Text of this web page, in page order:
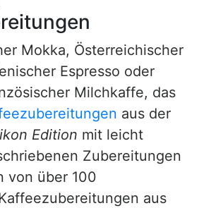
Mokka, Österreichischer
Espresso oder
Milchkaffe, das
aus der
Edition mit leicht
Zubereitungen
von über 100
aus